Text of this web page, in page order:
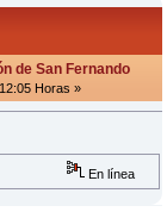
de San Fernando
Horas »
En línea